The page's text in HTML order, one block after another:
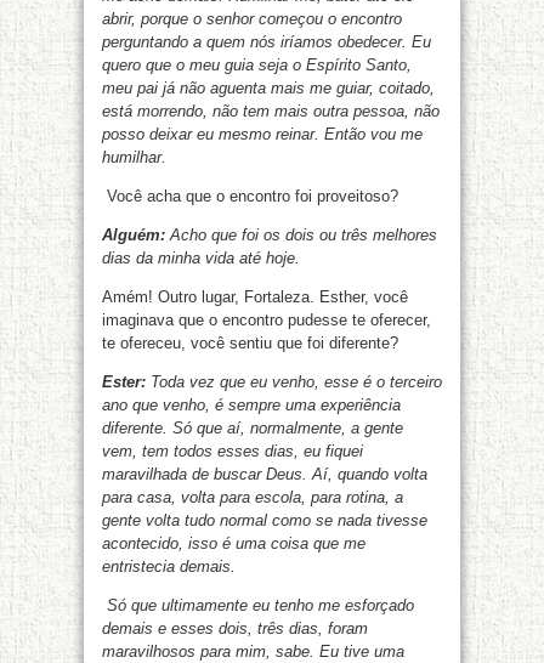
abrir, porque o senhor começou o encontro
perguntando a quem nós iríamos obedecer. Eu
quero que o meu guia seja o Espírito Santo,
meu pai já não aguenta mais me guiar, coitado,
está morrendo, não tem mais outra pessoa, não
posso deixar eu mesmo reinar. Então vou me
humilhar.
Você acha que o encontro foi proveitoso?
Alguém: Acho que foi os dois ou três melhores
dias da minha vida até hoje.
Amém! Outro lugar, Fortaleza. Esther, você
imaginava que o encontro pudesse te oferecer,
te ofereceu, você sentiu que foi diferente?
Ester: Toda vez que eu venho, esse é o terceiro
ano que venho, é sempre uma experiência
diferente. Só que aí, normalmente, a gente
vem, tem todos esses dias, eu fiquei
maravilhada de buscar Deus. Aí, quando volta
para casa, volta para escola, para rotina, a
gente volta tudo normal como se nada tivesse
acontecido, isso é uma coisa que me
entristecia demais.
Só que ultimamente eu tenho me esforçado
demais e esses dois, três dias, foram
maravilhosos para mim, sabe. Eu tive uma